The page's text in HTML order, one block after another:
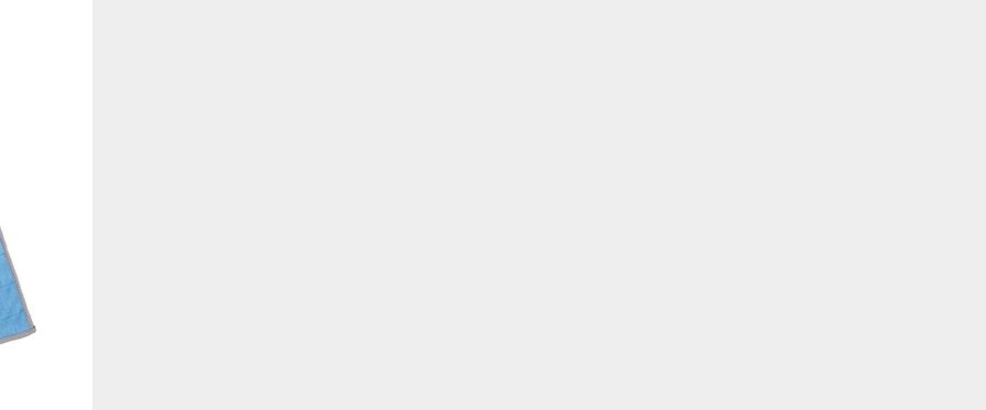
en tu navegador. Sin embargo, si bloqueas ciertos tipos de cookies, tu experiencia de navegación y
ofrecerte pueden verse afectados. Más información
necesarias
para que el sitio web funcione y no se pueden desactivar en nuestros sistemas. Por ejemplo, estas
necesarias te permitirán acceder a tu área de cliente, mantener activa tu sesión mientras navegas o
de compras. También nos permitirán detectar cualquier problema técnico que pueda afectar la
y / o la navegación en el Sitio. Puedes configurar tu navegador para bloquear o ser notificado de la
pero algunas partes del sitio web pueden verse afectadas. Estas cookies no almacenan ninguna
personal.